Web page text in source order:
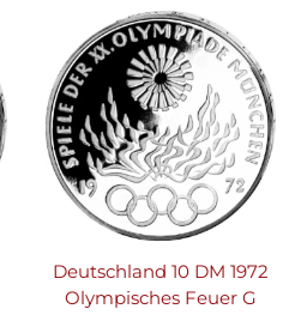
Deutschland 10 DM 1972
Olympisches Feuer G